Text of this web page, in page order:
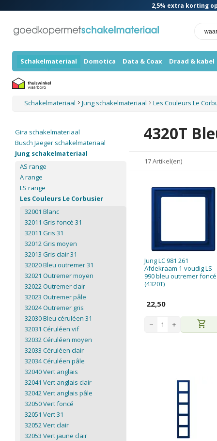
2,5% extra korting
Schakelmateriaal Domotica Data & Coax Draad & kabel
Schakelmateriaal Jung schakelmateriaal Les Couleurs Le
4320T
17 Artikel(en)
Jung LC 981 261
Afdekraam 1-voudig LS
990 bleu outremer foncé
(4320T)
22,50
− + shopping_cart
Gira schakelmateriaal
Busch Jaeger schakelmateriaal
Jung schakelmateriaal
AS range
A range
LS range
Les Couleurs Le Corbusier
32001 Blanc
32011 Gris foncé 31
32011 Gris 31
32012 Gris moyen
32013 Gris clair 31
32020 Bleu outremer 31
32021 Outremer moyen
32022 Outremer clair
32023 Outremer pâle
32024 Outremer gris
32030 Bleu céruléen 31
32031 Céruléen vif
32032 Céruléen moyen
32033 Céruléen clair
32034 Céruléen pâle
32040 Vert anglais
32041 Vert anglais clair
32042 Vert anglais pâle
32050 Vert foncé
32051 Vert 31
32052 Vert clair
32053 Vert jaune clair